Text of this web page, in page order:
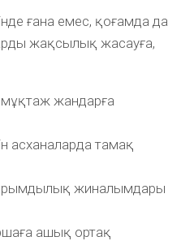
ғана емес, қоғамда да
жақсылық жасауға,
мұқтаж жандарға
асханаларда тамақ
жиналымдары
ашық ортақ